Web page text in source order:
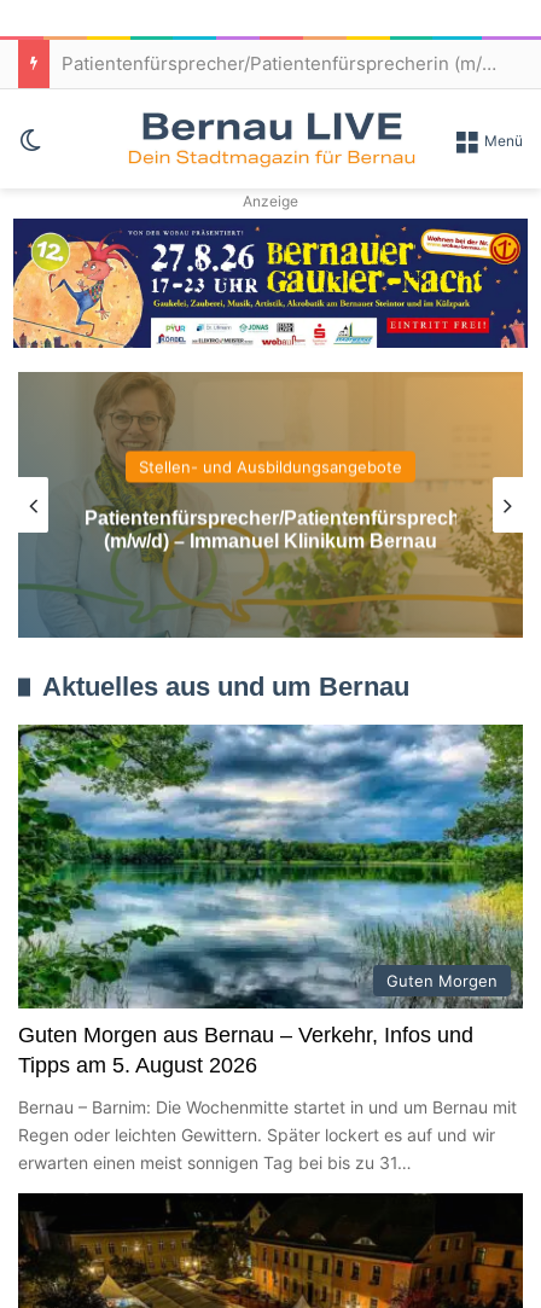
Frischer Wind zum Kita-Start: Bernau macht Spielplätze fit für den Nachwuchs
Skin umschalten Menü
Anzeige
Familie
Frischer Wind zum Kita-Start: Bernau
macht Spielplätze fit für den Nachwuchs
Aktuelles aus und um Bernau
Guten Morgen
Guten Morgen aus Bernau – Verkehr, Infos und
Tipps am 5. August 2026
Bernau – Barnim: Die Wochenmitte startet in und um Bernau mit
Regen oder leichten Gewittern. Später lockert es auf und wir
erwarten einen meist sonnigen Tag bei bis zu 31…